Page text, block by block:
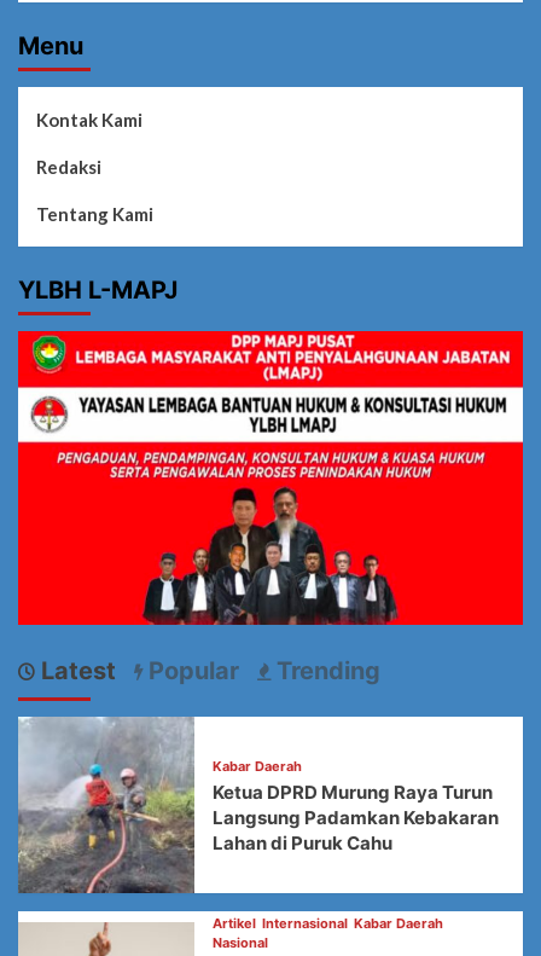
Menu
Kontak Kami
Redaksi
Tentang Kami
YLBH L-MAPJ
Latest Popular Trending
Kabar Daerah
Ketua DPRD Murung Raya Turun
Langsung Padamkan Kebakaran
Lahan di Puruk Cahu
Artikel Internasional Kabar Daerah
Nasional